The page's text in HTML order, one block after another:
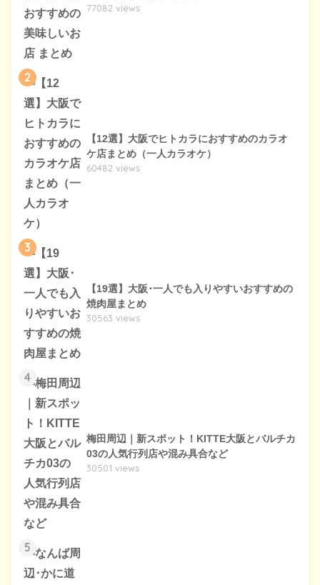
77082 views
2
【12選】大阪でヒトカラにおすすめのカラオ
ケ店まとめ（一人カラオケ）
60482 views
3
【19選】大阪･一人でも入りやすいおすすめの
焼肉屋まとめ
30563 views
4
梅田周辺｜新スポット！KITTE大阪とバルチカ
03の人気行列店や混み具合など
30501 views
5